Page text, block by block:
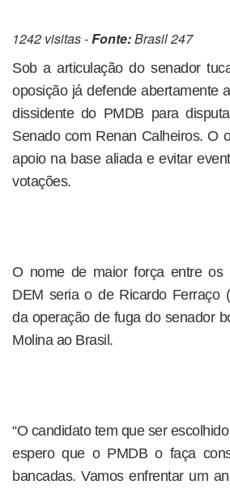
1242 visitas -Fonte:Brasil 247
Sob a articulação do senador
oposição já defende abertamente
dissidente do PMDB para
Senado com Renan Calheiros. O
apoio na base aliada e evitar
votações.
O nome de maior força entre os
DEM seria o de Ricardo Ferraço
da operação de fuga do senador
Molina ao Brasil.
“O candidato tem que ser
espero que o PMDB o faça
bancadas. Vamos enfrentar um